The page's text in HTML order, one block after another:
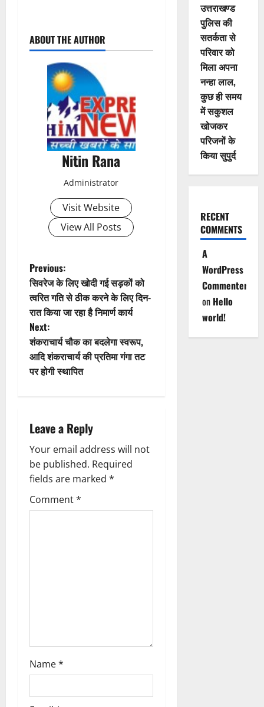
o
t
i
o
n
ABOUT THE AUTHOR
Nitin Rana
Administrator
Visit Website
View All Posts
P
o
s
t
n
v
i
g
a
t
Previous:
सिवरेज के लिए खोदी गई सड़कों को
त्वरित गति से ठीक करने के लिए दिन-
रात किया जा रहा है निमार्ण कार्य
Next:
शंकराचार्य चौक का बदलेगा स्वरूप,
आदि शंकराचार्य की प्रतिमा गंगा तट
पर होगी स्थापित
Leave a Reply
Your email address will not
be published. Required
fields are marked *
Comment*
Name*
उत्तराखण्ड
पुलिस की
सतर्कता से
परिवार को
मिला अपना
नन्हा लाल,
कुछ ही समय
में सकुशल
खोजकर
परिजनों के
किया सुपुर्द
RECENT
COMMENTS
A
WordPress
Commenter
on Hello
world!